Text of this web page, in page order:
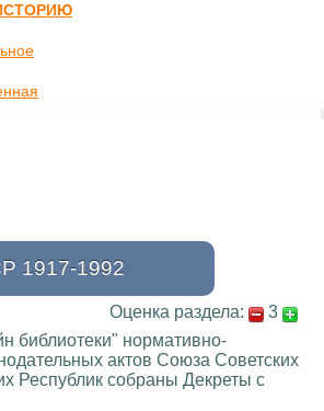
1917-1992
Оценка раздела:
3
библиотеки" нормативно-
актов Союза Советских
Республик собраны Декреты с